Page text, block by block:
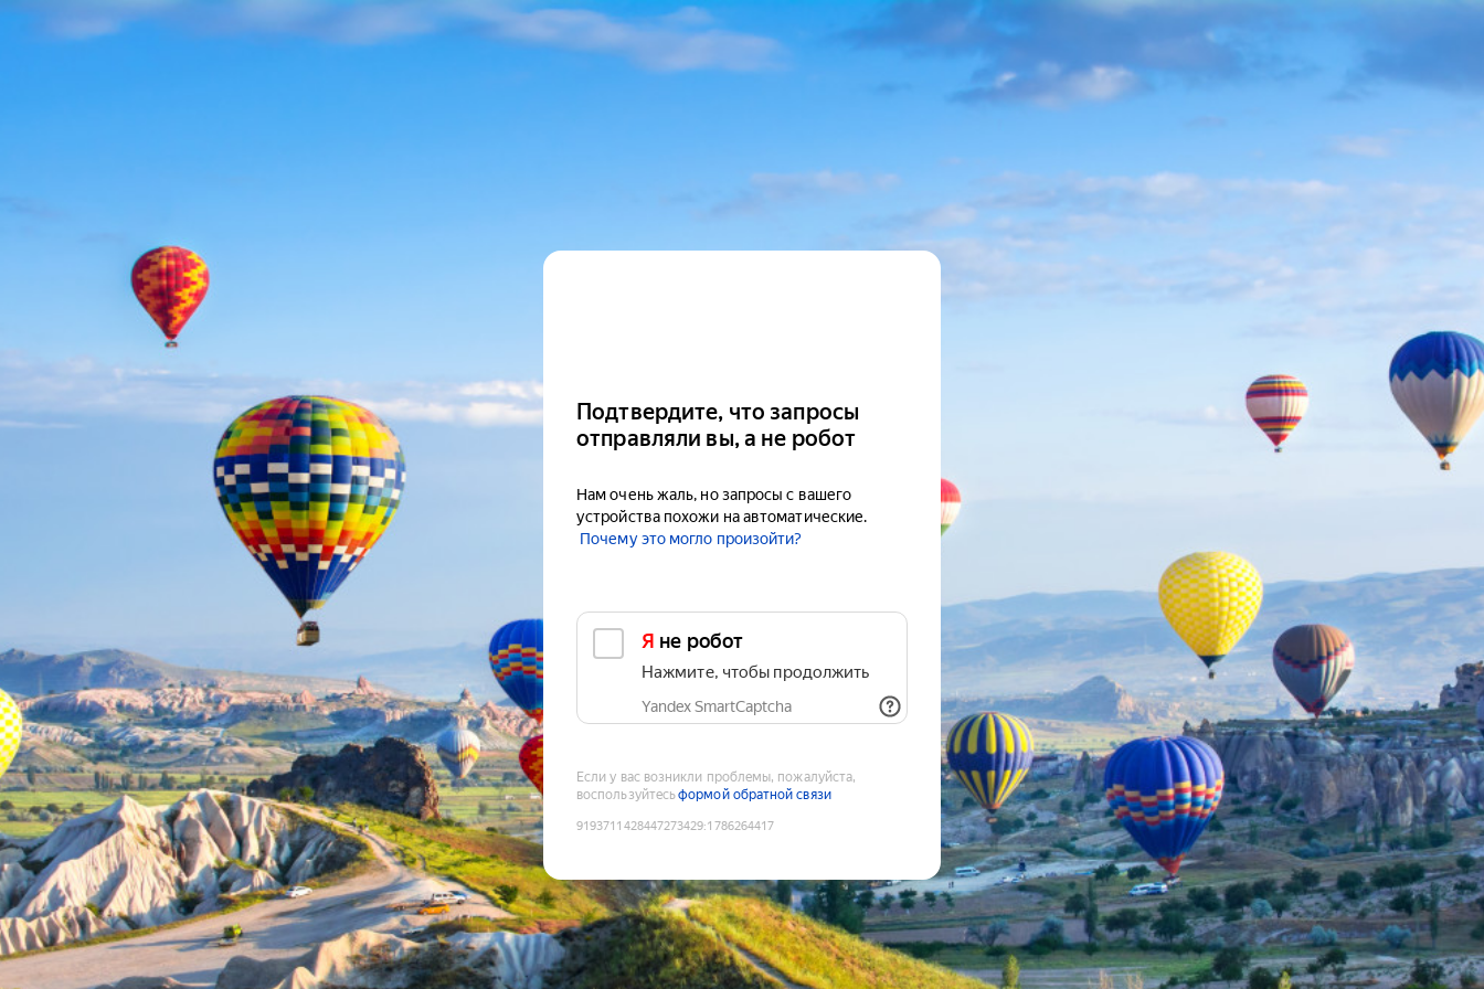
Подтвердите, что запросы
отправляли вы, а не робот
Нам очень жаль, но запросы с вашего
устройства похожи на автоматические.
Почему это могло произойти?
Я не робот
Нажмите, чтобы продолжить
Yandex SmartCaptcha
Если у вас возникли проблемы, пожалуйста,
воспользуйтесьформой обратной связи
9193711428447273429:1786264417